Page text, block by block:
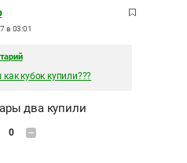
в 03:01
кубок купили???
два купили
0